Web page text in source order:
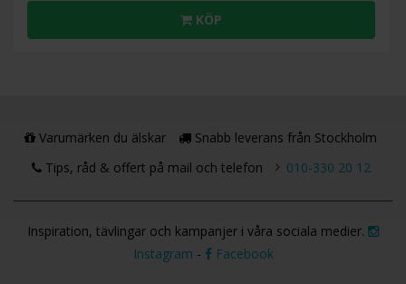
KÖP
Varumärken du älskar
Snabb leverans från Stockholm
Tips, råd & offert på mail och telefon
010-330 20 12
Inspiration, tävlingar och kampanjer i våra sociala medier.
Instagram - Facebook